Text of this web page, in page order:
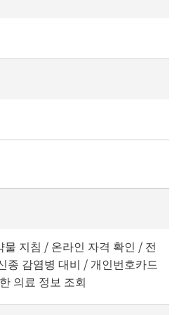
지침 / 온라인 자격 확인 / 전
종 감염병 대비 / 개인번호카드
의료 정보 조회